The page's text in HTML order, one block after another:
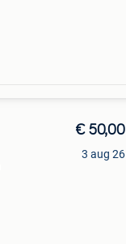
€ 50,00
3 aug 26